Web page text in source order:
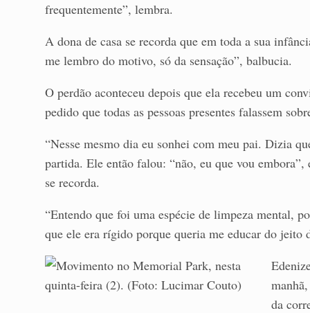
frequentemente”, lembra.
A dona de casa se recorda que em toda a sua
me lembro do motivo, só da sensação”, balbucia.
O perdão aconteceu depois que ela recebeu um
pedido que todas as pessoas presentes falassem
“Nesse mesmo dia eu sonhei com meu pai. Dizia
partida. Ele então falou: “não, eu que vou
se recorda.
“Entendo que foi uma espécie de limpeza mental,
que ele era rígido porque queria me educar do
da